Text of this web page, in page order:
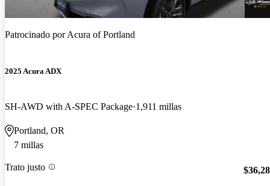
Patrocinado porAcura of Portland
2025 Acura ADX
SH-AWD with A-SPEC Package 1,911 millas
Portland, OR
7 millas
Trato justo